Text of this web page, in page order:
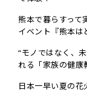
熊本で暮らすって
イベント『熊本は
“モノではなく、
れる「家族の健康
日本一早い夏の花